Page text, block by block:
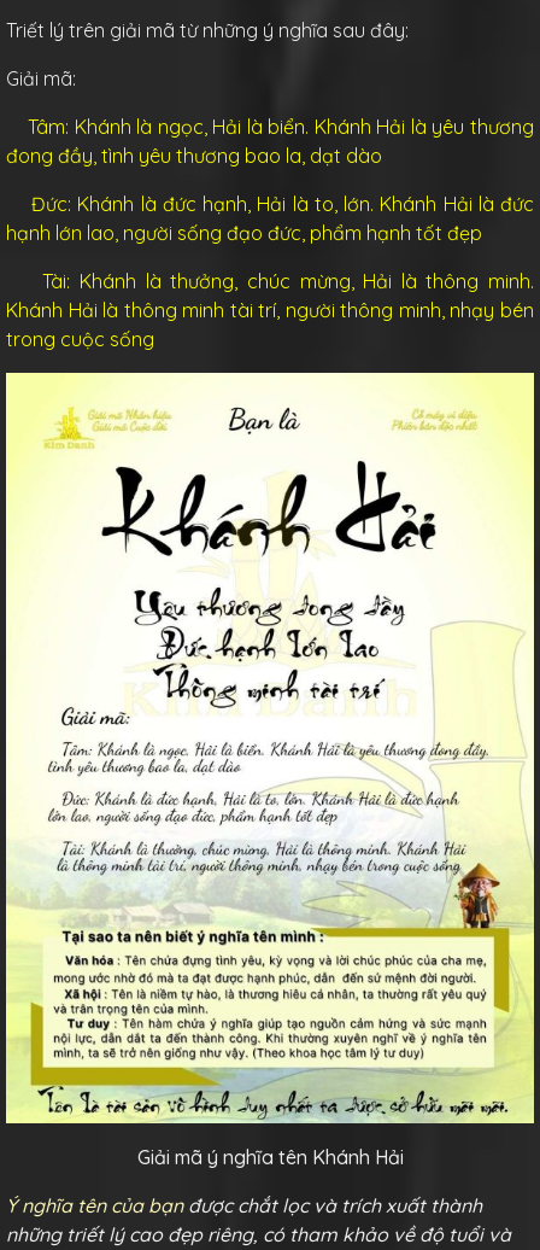
Triết lý trên giải mã từ những ý nghĩa sau đây:
Giải mã:
Tâm: Khánh là ngọc, Hải là biển. Khánh Hải là yêu thương
đong đầy, tình yêu thương bao la, dạt dào
Đức: Khánh là đức hạnh, Hải là to, lớn. Khánh Hải là đức
hạnh lớn lao, người sống đạo đức, phẩm hạnh tốt đẹp
Tài: Khánh là thưởng, chúc mừng, Hải là thông minh.
Khánh Hải là thông minh tài trí, người thông minh, nhạy bén
trong cuộc sống
Giải mã ý nghĩa tên Khánh Hải
Ý nghĩa tên của bạnđược chắt lọc và trích xuất thành
những triết lý cao đẹp riêng, có tham khảo về độ tuổi và